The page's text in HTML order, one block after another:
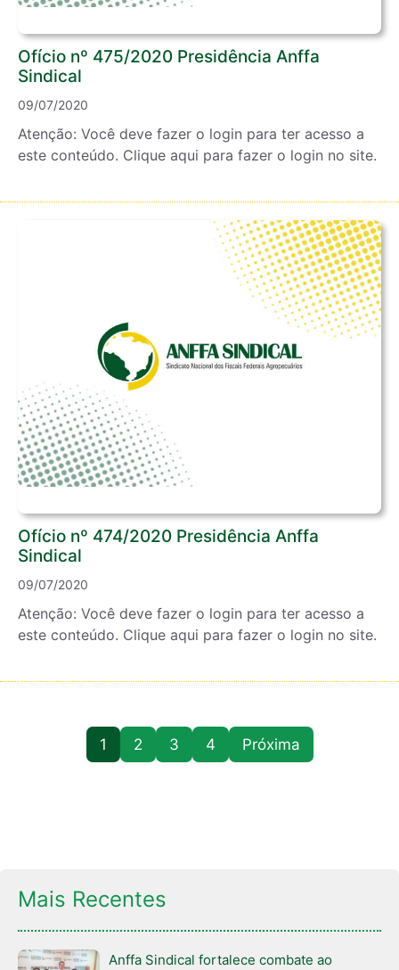
Ofício nº 475/2020 Presidência Anffa
Sindical
09/07/2020
Atenção: Você deve fazer o login para ter acesso a
este conteúdo. Clique aqui para fazer o login no site.
Ofício nº 474/2020 Presidência Anffa
Sindical
09/07/2020
Atenção: Você deve fazer o login para ter acesso a
este conteúdo. Clique aqui para fazer o login no site.
1 2 3 4 Próxima
Mais Recentes
Anffa Sindical fortalece combate ao